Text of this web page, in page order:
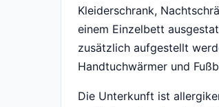
Kleiderschrank,
einem Einzelbett
zusätzlich aufgestellt
Handtuchwärmer und
Die Unterkunft ist